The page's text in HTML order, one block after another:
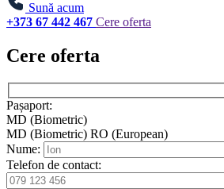
Sună acum
+373 67 442 467 Cere oferta
Cere oferta
Pașaport:
MD (Biometric)
MD (Biometric) RO (European)
Nume:
Telefon de contact: